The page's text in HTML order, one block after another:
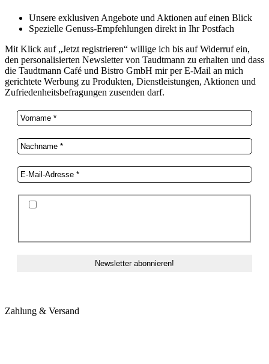
Unsere exklusiven Angebote und Aktionen auf einen Blick
Spezielle Genuss-Empfehlungen direkt in Ihr Postfach
Mit Klick auf „Jetzt registrieren“ willige ich bis auf Widerruf ein,
den personalisierten Newsletter von Taudtmann zu erhalten und dass
die Taudtmann Café und Bistro GmbH mir per E-Mail an mich
gerichtete Werbung zu Produkten, Dienstleistungen, Aktionen und
Zufriedenheitsbefragungen zusenden darf.
Zahlung & Versand